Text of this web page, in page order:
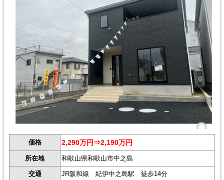
価格 2,290万円⇒2,190万円
所在地 和歌山県和歌山市中之島
交通 JR阪和線 紀伊中之島駅 徒歩14分